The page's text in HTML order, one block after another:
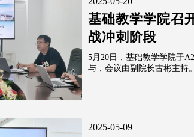
基础教学学院召
战冲刺阶段
5月20日，基础教学学院于
与，会议由副院长古彬主持。
2025-05-09